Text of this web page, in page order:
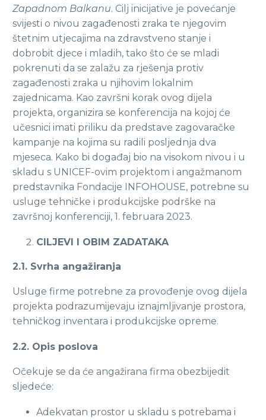
Zapadnom Balkanu. Cilj inicijative je povećanje
svijesti o nivou zagađenosti zraka te njegovim
štetnim utjecajima na zdravstveno stanje i
dobrobit djece i mladih, tako što će se mladi
pokrenuti da se zalažu za rješenja protiv
zagađenosti zraka u njihovim lokalnim
zajednicama. Kao završni korak ovog dijela
projekta, organizira se konferencija na kojoj će
učesnici imati priliku da predstave zagovaračke
kampanje na kojima su radili posljednja dva
mjeseca. Kako bi događaj bio na visokom nivou i u
skladu s UNICEF-ovim projektom i angažmanom
predstavnika Fondacije INFOHOUSE, potrebne su
usluge tehničke i produkcijske podrške na
završnoj konferenciji, 1. februara 2023.
CILJEVI I OBIM ZADATAKA
2.1. Svrha angažiranja
Usluge firme potrebne za provođenje ovog dijela
projekta podrazumijevaju iznajmljivanje prostora,
tehničkog inventara i produkcijske opreme.
2.2. Opis poslova
Očekuje se da će angažirana firma obezbijedit
sljedeće:
Adekvatan prostor u skladu s potrebama i